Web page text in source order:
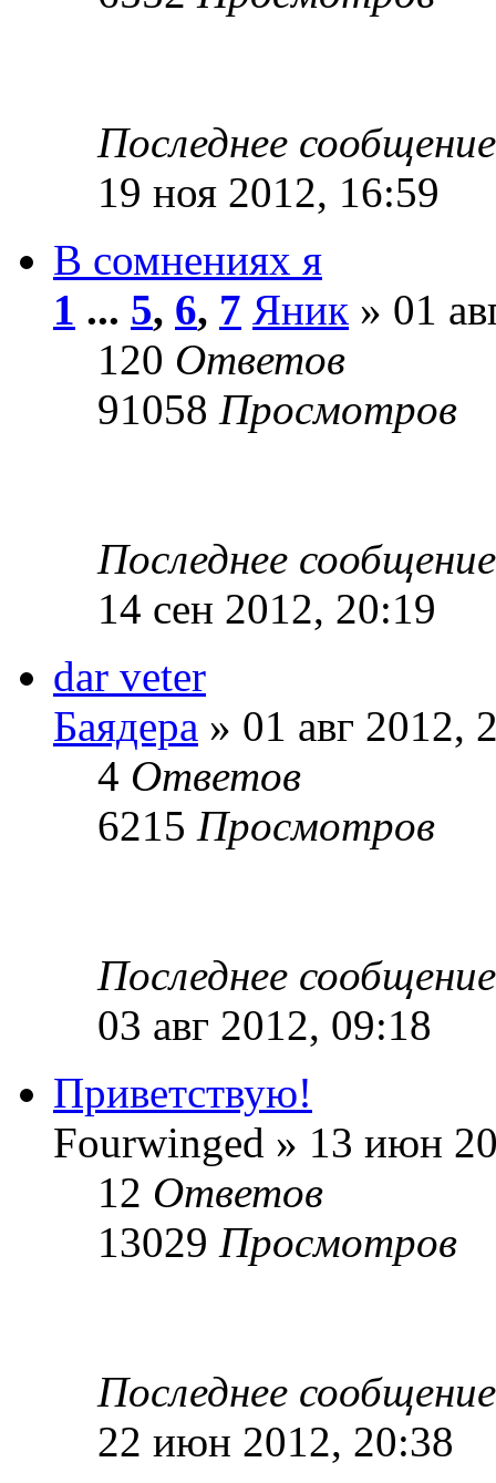
Последнее
19 ноя 2012, 16:59
В сомнениях я
1 ... 5, 6, 7 Яник » 01
120 Ответов
91058 Просмотров
Последнее
14 сен 2012, 20:19
dar veter
Баядера » 01 авг 2012,
4 Ответов
6215 Просмотров
Последнее
03 авг 2012, 09:18
Приветствую!
Fourwinged » 13 июн
12 Ответов
13029 Просмотров
Последнее
22 июн 2012, 20:38